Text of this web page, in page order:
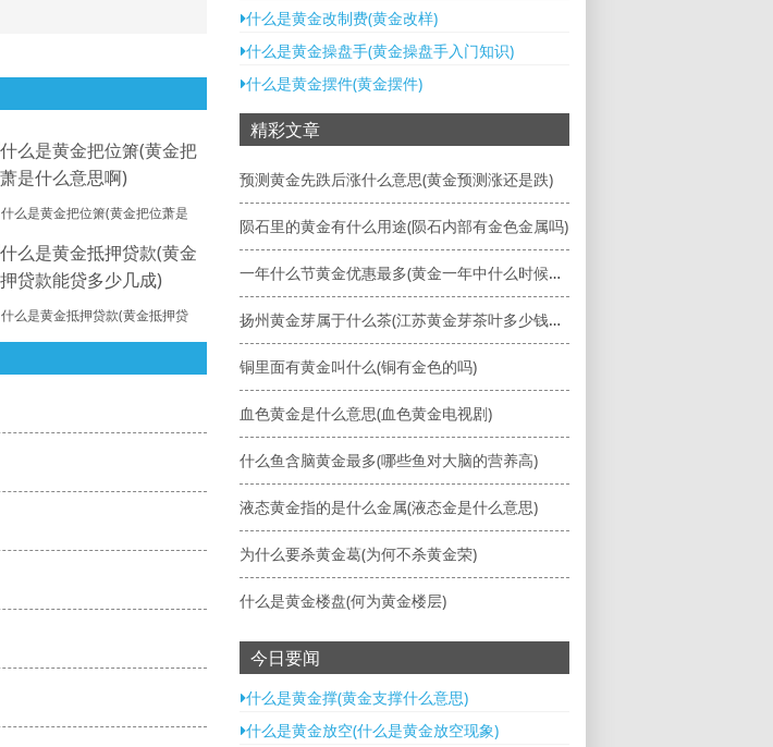
什么是黄金把位箫(黄金把位萧是
什么是黄金抵押贷款(黄金抵押贷
什么是黄金改制费(黄金改样)
什么是黄金操盘手(黄金操盘手入门知识)
什么是黄金摆件(黄金摆件)
精彩文章
预测黄金先跌后涨什么意思(黄金预测涨还是跌)
陨石里的黄金有什么用途(陨石内部有金色金属吗)
一年什么节黄金优惠最多(黄金一年中什么时候优惠一些)
扬州黄金芽属于什么茶(江苏黄金芽茶叶多少钱一斤)
铜里面有黄金叫什么(铜有金色的吗)
血色黄金是什么意思(血色黄金电视剧)
什么鱼含脑黄金最多(哪些鱼对大脑的营养高)
液态黄金指的是什么金属(液态金是什么意思)
为什么要杀黄金葛(为何不杀黄金荣)
什么是黄金楼盘(何为黄金楼层)
今日要闻
什么是黄金撑(黄金支撑什么意思)
什么是黄金放空(什么是黄金放空现象)